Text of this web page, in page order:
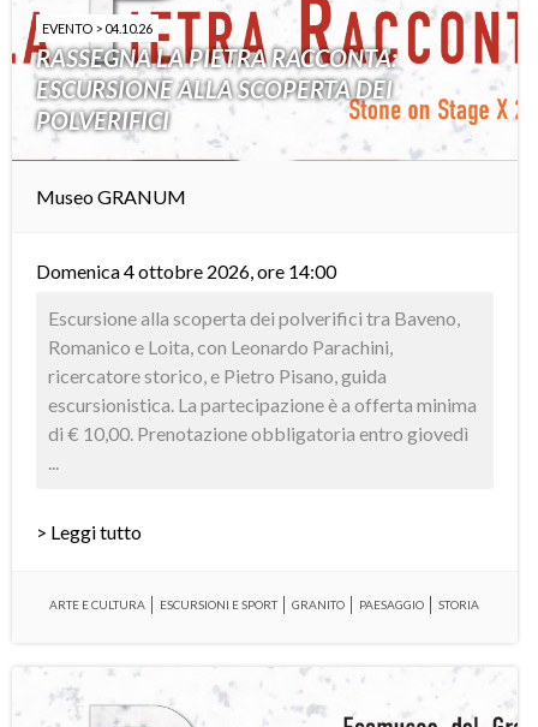
EVENTO > 04.10.26
RASSEGNA LA PIETRA RACCONTA:
ESCURSIONE ALLA SCOPERTA DEI
POLVERIFICI
Museo GRANUM
Domenica 4 ottobre 2026, ore 14:00
Escursione alla scoperta dei polverifici tra Baveno,
Romanico e Loita, con Leonardo Parachini,
ricercatore storico, e Pietro Pisano, guida
escursionistica. La partecipazione è a offerta minima
di € 10,00. Prenotazione obbligatoria entro giovedì
...
> Leggi tutto
ARTE E CULTURA ESCURSIONI E SPORT GRANITO PAESAGGIO STORIA